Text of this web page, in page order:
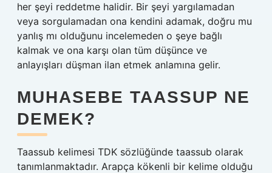
her şeyi reddetme halidir. Bir şeyi yargılamadan
veya sorgulamadan ona kendini adamak, doğru mu
yanlış mı olduğunu incelemeden o şeye bağlı
kalmak ve ona karşı olan tüm düşünce ve
anlayışları düşman ilan etmek anlamına gelir.
MUHASEBE TAASSUP NE
DEMEK?
Taassub kelimesi TDK sözlüğünde taassub olarak
tanımlanmaktadır. Arapça kökenli bir kelime olduğu